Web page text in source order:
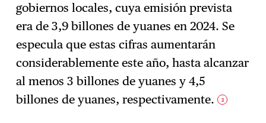
gobiernos locales, cuya emisión prevista
era de 3,9 billones de yuanes en 2024. Se
especula que estas cifras aumentarán
considerablemente este año, hasta alcanzar
al menos 3 billones de yuanes y 4,5
billones de yuanes, respectivamente. 3